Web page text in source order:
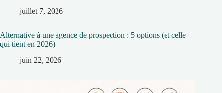
juillet 7, 2026
Alternative à une agence de prospection : 5 options (et celle
qui tient en 2026)
juin 22, 2026